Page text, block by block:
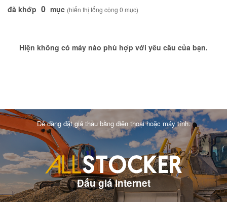
đã khớp 0 mục (hiển thị tổng cộng 0 mục)
Hiện không có máy nào phù hợp với yêu cầu của bạn.
Dễ dàng đặt giá thầu bằng điện thoại hoặc máy tính.
Đấu giá internet